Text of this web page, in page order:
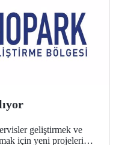
geliştirmek ve
için yeni projeleri